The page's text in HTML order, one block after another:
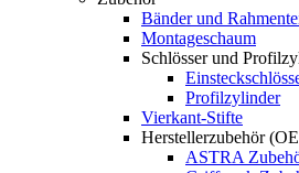
Bänder und
Montageschaum
Schlösser und
Profilzylinder
Vierkant-Stifte
Herstellerzubehör
ASTRA